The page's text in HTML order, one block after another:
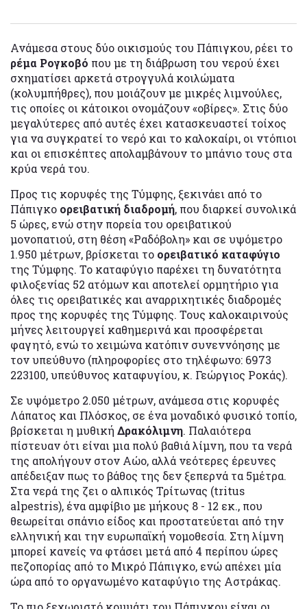
Ανάμεσα στους δύο οικισμούς του Πάπιγκου, ρέει το
ρέμα Ρογκοβό που με τη διάβρωση του νερού έχει
σχηματίσει αρκετά στρογγυλά κοιλώματα
(κολυμπήθρες), που μοιάζουν με μικρές λιμνούλες,
τις οποίες οι κάτοικοι ονομάζουν «οβίρες». Στις δύο
μεγαλύτερες από αυτές έχει κατασκευαστεί τοίχος
για να συγκρατεί το νερό και το καλοκαίρι, οι ντόπιοι
και οι επισκέπτες απολαμβάνουν το μπάνιο τους στα
κρύα νερά του.
Προς τις κορυφές της Τύμφης, ξεκινάει από το
Πάπιγκο ορειβατική διαδρομή, που διαρκεί συνολικά
5 ώρες, ενώ στην πορεία του ορειβατικού
μονοπατιού, στη θέση «Ραδόβολη» και σε υψόμετρο
1.950 μέτρων, βρίσκεται το ορειβατικό καταφύγιο
της Τύμφης. Το καταφύγιο παρέχει τη δυνατότητα
φιλοξενίας 52 ατόμων και αποτελεί ορμητήριο για
όλες τις ορειβατικές και αναρριχητικές διαδρομές
προς της κορυφές της Τύμφης. Τους καλοκαιρινούς
μήνες λειτουργεί καθημερινά και προσφέρεται
φαγητό, ενώ το χειμώνα κατόπιν συνεννόησης με
τον υπεύθυνο (πληροφορίες στο τηλέφωνο: 6973
223100, υπεύθυνος καταφυγίου, κ. Γεώργιος Ροκάς).
Σε υψόμετρο 2.050 μέτρων, ανάμεσα στις κορυφές
Λάπατος και Πλόσκος, σε ένα μοναδικό φυσικό τοπίο,
βρίσκεται η μυθική Δρακόλιμνη. Παλαιότερα
πίστευαν ότι είναι μια πολύ βαθιά λίμνη, που τα νερά
της απολήγουν στον Αώο, αλλά νεότερες έρευνες
απέδειξαν πως το βάθος της δεν ξεπερνά τα 5μέτρα.
Στα νερά της ζει ο αλπικός Τρίτωνας (tritus
alpestris), ένα αμφίβιο με μήκους 8 - 12 εκ., που
θεωρείται σπάνιο είδος και προστατεύεται από την
ελληνική και την ευρωπαϊκή νομοθεσία. Στη λίμνη
μπορεί κανείς να φτάσει μετά από 4 περίπου ώρες
πεζοπορίας από το Μικρό Πάπιγκο, ενώ απέχει μία
ώρα από το οργανωμένο καταφύγιο της Αστράκας.